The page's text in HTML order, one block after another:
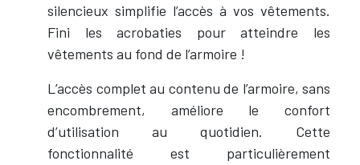
silencieux simplifie l’accès à vos vêtements.
Fini les acrobaties pour atteindre les
vêtements au fond de l’armoire !
L’accès complet au contenu de l’armoire, sans
encombrement, améliore le confort
d’utilisation au quotidien. Cette
fonctionnalité est particulièrement